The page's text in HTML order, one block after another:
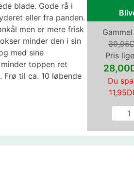
blade. Gode rå i
eller fra panden.
men er mere frisk
minder den i sin
med sine
toppen ret
Frø til ca. 10 løbende
Pris
Du